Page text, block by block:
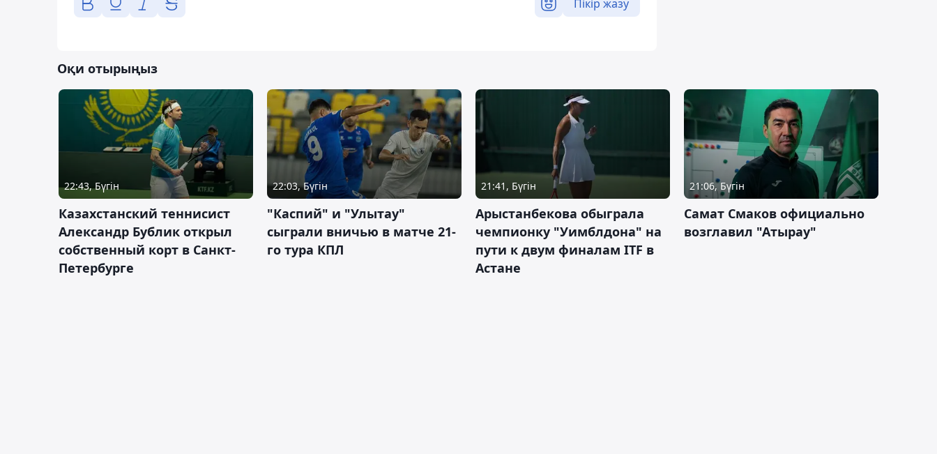
Пікір жазу
Оқи отырыңыз
22:43, Бүгін
Казахстанский теннисист
Александр Бублик открыл
собственный корт в Санкт-
Петербурге
22:03, Бүгін
"Каспий" и "Улытау"
сыграли вничью в матче 21-
го тура КПЛ
21:41, Бүгін
Арыстанбекова обыграла
чемпионку "Уимблдона" на
пути к двум финалам ITF в
Астане
21:06, Бүгін
Самат Смаков официально
возглавил "Атырау"